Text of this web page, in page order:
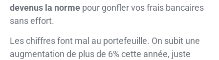
devenus la norme pour gonfler vos frais bancaires
sans effort.
Les chiffres font mal au portefeuille. On subit une
augmentation de plus de 6% cette année, juste